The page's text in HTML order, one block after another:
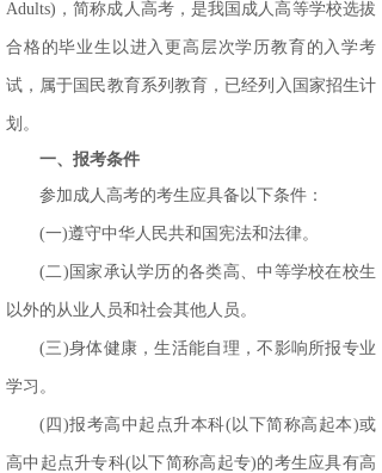
Adults)，简称成人高考，是我国成人高等学校选拔
合格的毕业生以进入更高层次学历教育的入学考
试，属于国民教育系列教育，已经列入国家招生计
划。
一、 报考条件
参加成人高考的考生应具备以下条件：
(一)遵守中华人民共和国宪法和法律。
(二)国家承认学历的各类高、中等学校在校生
以外的从业人员和社会其他人员。
(三)身体健康，生活能自理，不影响所报专业
学习。
(四)报考高中起点升本科(以下简称高起本)或
高中起点升专科(以下简称高起专)的考生应具有高